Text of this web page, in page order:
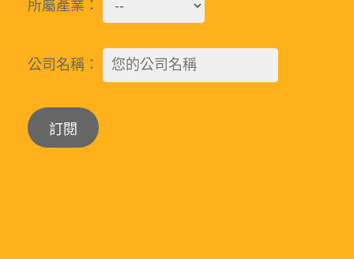
所屬產業：
公司名稱：